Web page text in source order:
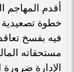
أقدم
خطوة تصعيدية
فيه بفسخ
مستحقاته
الإدارة ضرورة